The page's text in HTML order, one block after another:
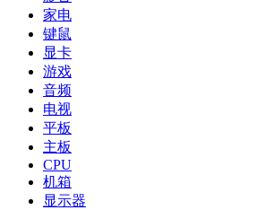
家电
键鼠
显卡
游戏
音频
电视
平板
主板
CPU
机箱
显示器